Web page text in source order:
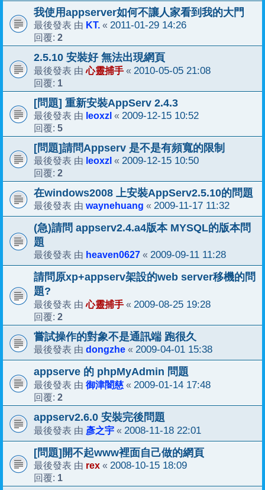
我使用appserver如何不讓人家看到我的大門
最後發表 由 KT. « 2011-01-29 14:26
回覆: 2
2.5.10 安裝好 無法出現網頁
最後發表 由心靈捕手 « 2010-05-05 21:08
回覆: 1
[問題] 重新安裝AppServ 2.4.3
最後發表 由 leoxzl « 2009-12-15 10:52
回覆: 5
[問題]請問Appserv 是不是有頻寬的限制
最後發表 由 leoxzl « 2009-12-15 10:50
回覆: 2
在windows2008 上安裝AppServ2.5.10的問題
最後發表 由 waynehuang « 2009-11-17 11:32
(急)請問 appserv2.4.a4版本 MYSQL的版本問
題
最後發表 由 heaven0627 « 2009-09-11 11:28
請問原xp+appserv架設的web server移機的問
題?
最後發表 由心靈捕手 « 2009-08-25 19:28
回覆: 2
嘗試操作的對象不是通訊端 跑很久
最後發表 由 dongzhe « 2009-04-01 15:38
appserve 的 phpMyAdmin 問題
最後發表 由 御津闇慈 « 2009-01-14 17:48
回覆: 2
appserv2.6.0 安裝完後問題
最後發表 由 彥之宇 « 2008-11-18 22:01
[問題]開不起www裡面自己做的網頁
最後發表 由 rex « 2008-10-15 18:09
回覆: 1